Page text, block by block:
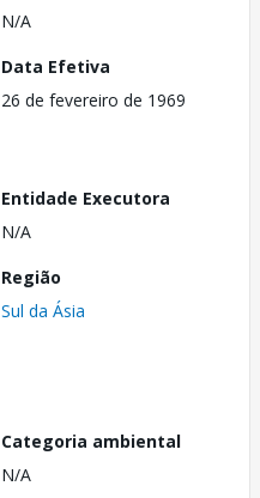
N/A
Data Efetiva
26 de fevereiro de 1969
Entidade Executora
N/A
Região
Sul da Ásia
Categoria ambiental
N/A